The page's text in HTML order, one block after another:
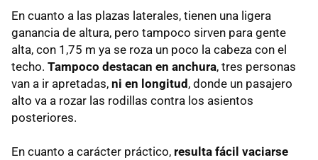
En cuanto a las plazas laterales, tienen una ligera
ganancia de altura, pero tampoco sirven para gente
alta, con 1,75 m ya se roza un poco la cabeza con el
techo. Tampoco destacan en anchura, tres personas
van a ir apretadas, ni en longitud, donde un pasajero
alto va a rozar las rodillas contra los asientos
posteriores.
En cuanto a carácter práctico, resulta fácil vaciarse